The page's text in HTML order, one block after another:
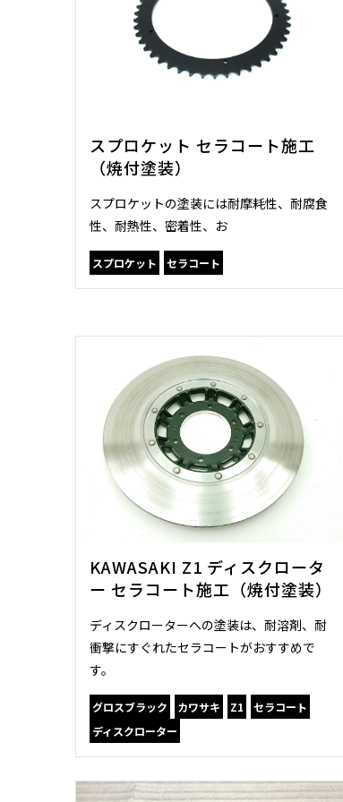
スプロケット セラコート施工
（焼付塗装）
スプロケットの塗装には耐摩耗性、耐腐食
性、耐熱性、密着性、お
スプロケット セラコート
KAWASAKI Z1 ディスクロータ
ー セラコート施工（焼付塗装）
ディスクローターへの塗装は、耐溶剤、耐
衝撃にすぐれたセラコートがおすすめで
す。
グロスブラック カワサキ Z1
セラコート
ディスクローター